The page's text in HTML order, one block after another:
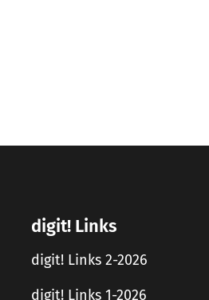
digit! Links
digit! Links 2-2026
digit! Links 1-2026